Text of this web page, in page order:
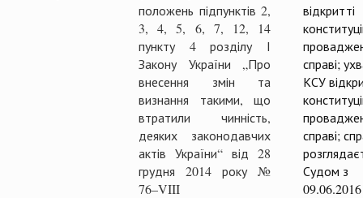
положень підпунктів 2,
3, 4, 5, 6, 7, 12, 14
пункту 4 розділу І
Закону України „Про
внесення змін та
визнання такими, що
втратили чинність,
деяких законодавчих
актів України“ від 28
грудня 2014 року №
76–VIII
відкритті
справі;
КСУ
справі;
Судом з
09.06.2016